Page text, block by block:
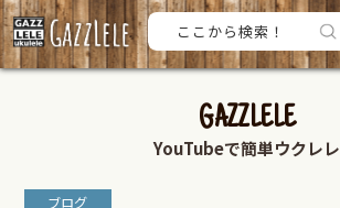
GAZZLELE
YouTubeで簡単ウクレレ
ブログ